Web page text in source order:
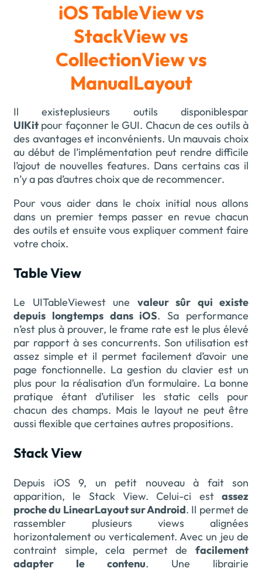
iOS TableView vs
StackView vs
CollectionView vs
ManualLayout
Il existeplusieurs outils disponiblespar
UIKit pour façonner le GUI. Chacun de ces outils à
des avantages et inconvénients. Un mauvais choix
au début de l’implémentation peut rendre difficile
l’ajout de nouvelles features. Dans certains cas il
n’y a pas d’autres choix que de recommencer.
Pour vous aider dans le choix initial nous allons
dans un premier temps passer en revue chacun
des outils et ensuite vous expliquer comment faire
votre choix.
Table View
Le UITableViewest une valeur sûr qui existe
depuis longtemps dans iOS. Sa performance
n’est plus à prouver, le frame rate est le plus élevé
par rapport à ses concurrents. Son utilisation est
assez simple et il permet facilement d’avoir une
page fonctionnelle. La gestion du clavier est un
plus pour la réalisation d’un formulaire. La bonne
pratique étant d’utiliser les static cells pour
chacun des champs. Mais le layout ne peut être
aussi flexible que certaines autres propositions.
Stack View
Depuis iOS 9, un petit nouveau à fait son
apparition, le Stack View. Celui-ci est assez
proche du LinearLayout sur Android. Il permet de
rassembler plusieurs views alignées
horizontalement ou verticalement. Avec un jeu de
contraint simple, cela permet de facilement
adapter le contenu. Une librairie